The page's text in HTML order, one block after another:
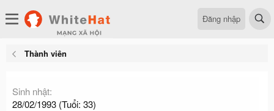
Đăng nhập
Thành viên
Sinh nhật
28/02/1993 (Tuổi: 33)